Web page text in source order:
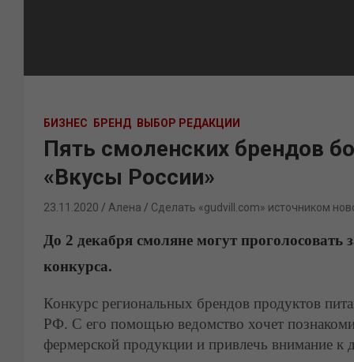
БИЗНЕС БРЕНД ВЫБОР РЕДАКЦИИ
Пять смоленских брендов
«Вкусы России»
23.11.2020 Алена Сделать «gudvill.com» источником
До 2 декабря смоляне могут
конкурса.
Конкурс региональных брендов продуктов
РФ. С его помощью ведомство хочет
фермерской продукции и привлечь внимание к